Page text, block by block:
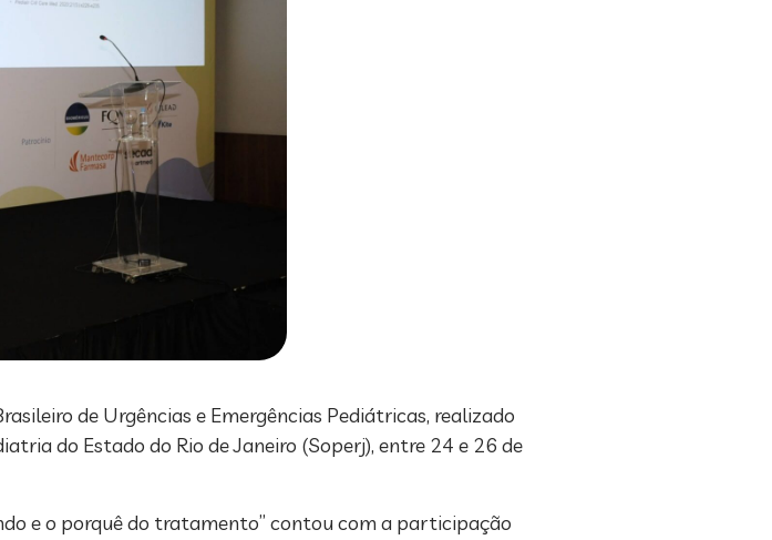
de Urgências e Emergências Pediátricas, realizado
do Estado do Rio de Janeiro (Soperj), entre 24 e 26 de
e o porquê do tratamento” contou com a participação